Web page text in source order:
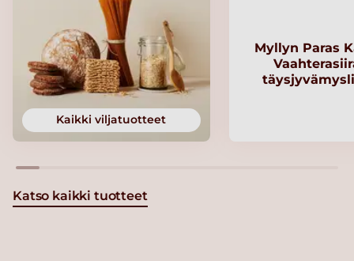
Kaikki viljatuotteet
Myllyn Paras
Katso kaikki tuotteet